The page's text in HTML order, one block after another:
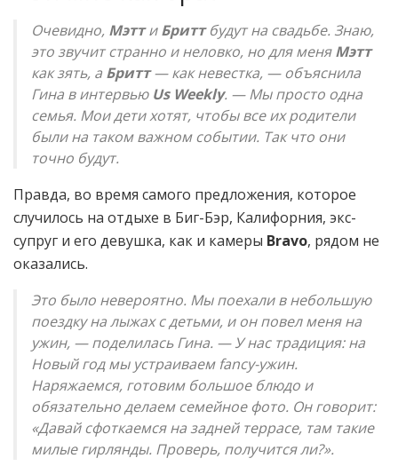
Очевидно, МэттиБриттбудут на свадьбе. Знаю,
это звучит странно и неловко, но для меняМэтт
как зять, а Бритт— как невестка, — объяснила
Гина в интервью Us Weekly. — Мы просто одна
семья. Мои дети хотят, чтобы все их родители
были на таком важном событии. Так что они
точно будут.
Правда, во время самого предложения, которое
случилось на отдыхе в Биг-Бэр, Калифорния, экс-
супруг и его девушка, как и камеры Bravo, рядом не
оказались.
Это было невероятно. Мы поехали в небольшую
поездку на лыжах с детьми, и он повел меня на
ужин, — поделилась Гина. — У нас традиция: на
Новый год мы устраиваем fancy-ужин.
Наряжаемся, готовим большое блюдо и
обязательно делаем семейное фото. Он говорит:
«Давай сфоткаемся на задней террасе, там такие
милые гирлянды. Проверь, получится ли?».